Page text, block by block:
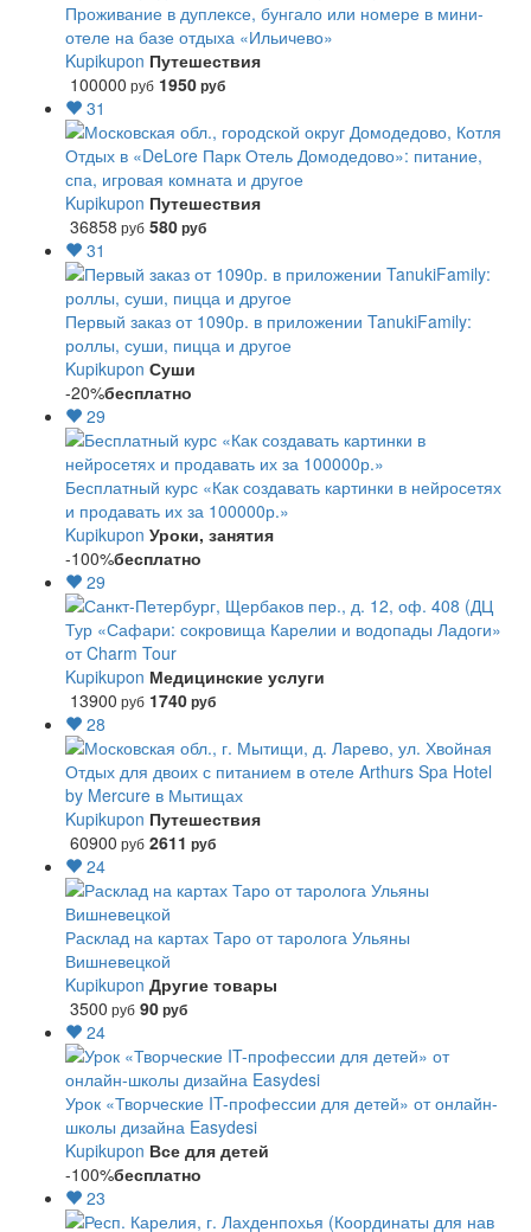
Проживание в дуплексе, бунгало или номере в мини-
отеле на базе отдыха «Ильичево»
Kupikupon Путешествия
100000 руб 1950руб
31
Отдых в «DeLore Парк Отель Домодедово»: питание,
спа, игровая комната и другое
Kupikupon Путешествия
36858 руб 580руб
31
Первый заказ от 1090р. в приложении TanukiFamily:
роллы, суши, пицца и другое
Kupikupon Суши
-20%бесплатно
29
Бесплатный курс «Как создавать картинки в нейросетях
и продавать их за 100000р.»
Kupikupon Уроки, занятия
-100%бесплатно
29
Тур «Сафари: сокровища Карелии и водопады Ладоги»
от Charm Tour
Kupikupon Медицинские услуги
13900 руб 1740руб
28
Отдых для двоих с питанием в отеле Arthurs Spa Hotel
by Mercure в Мытищах
Kupikupon Путешествия
60900 руб 2611 руб
24
Расклад на картах Таро от таролога Ульяны
Вишневецкой
Kupikupon Другие товары
3500 руб 90руб
24
Урок «Творческие IT-профессии для детей» от онлайн-
школы дизайна Easydesi
Kupikupon Все для детей
-100%бесплатно
23